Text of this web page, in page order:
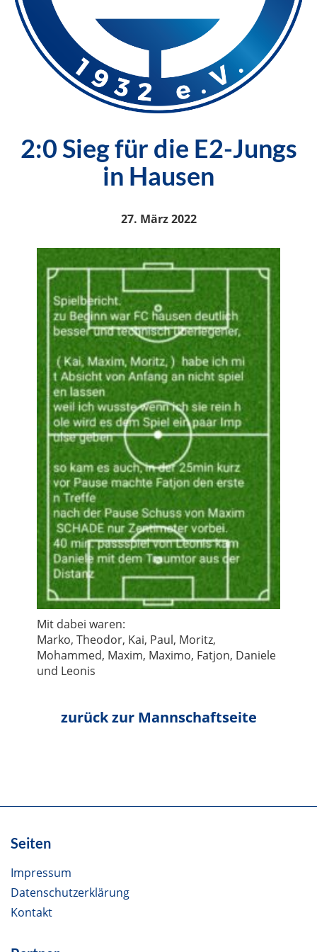
2:0 Sieg für die E2-Jungs
in Hausen
27. März 2022
Mit dabei waren:
Marko, Theodor, Kai, Paul, Moritz,
Mohammed, Maxim, Maximo, Fatjon, Daniele
und Leonis
Seiten
Impressum
Datenschutzerklärung
Kontakt